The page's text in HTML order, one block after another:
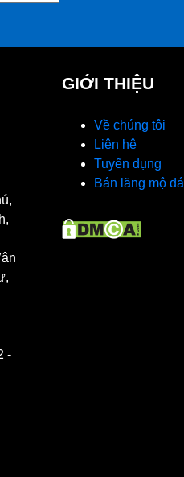
-
GIỚI THIỆU
Về chúng tôi
Liên hệ
Tuyển dụng
Bán lăng mộ đá